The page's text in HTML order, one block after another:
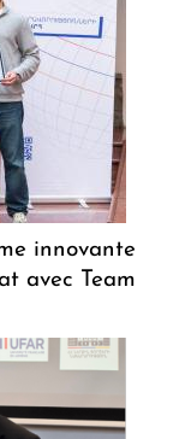
innovante
avec Team